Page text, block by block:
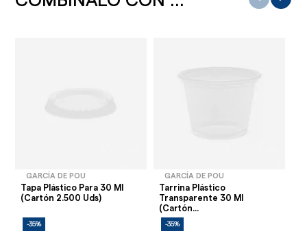
GARCÍA DE POU
Tapa Plástico Para 30 Ml
(Cartón 2.500 Uds)
-35%
GARCÍA DE POU
Tarrina Plástico
Transparente 30 Ml
(Cartón...
-35%